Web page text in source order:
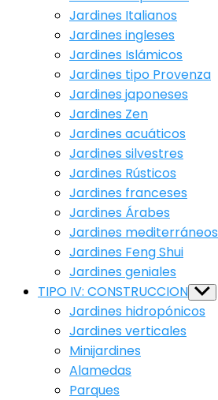
Jardines Italianos
Jardines ingleses
Jardines Islámicos
Jardines tipo Provenza
Jardines japoneses
Jardines Zen
Jardines acuáticos
Jardines silvestres
Jardines Rústicos
Jardines franceses
Jardines Árabes
Jardines mediterráneos
Jardines Feng Shui
Jardines geniales
TIPO IV: CONSTRUCCION Show
sub
menu
Jardines hidropónicos
Jardines verticales
Minijardines
Alamedas
Parques